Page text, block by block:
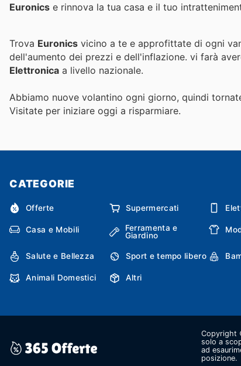
Euronics e rinnova la tua casa e il tuo
Trova Euronics vicino a te e approfittate di ogni
dell'aumento dei prezzi e dell'inflazione. vi farà
Elettronica a livello nazionale.
Abbiamo nuove volantino ogni giorno, quindi
Visitate per iniziare oggi a risparmiare.
CATEGORIE
Offerte Supermercati
Casa e Mobili
Ferramenta e
Giardino
Salute e Bellezza Sport e tempo libero
Animali Domestici Altri
Copyright
solo a
ad
posizione.